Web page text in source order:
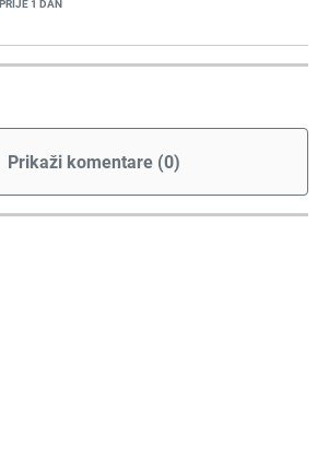
PRIJE 1 DAN
Prikaži komentare (0)